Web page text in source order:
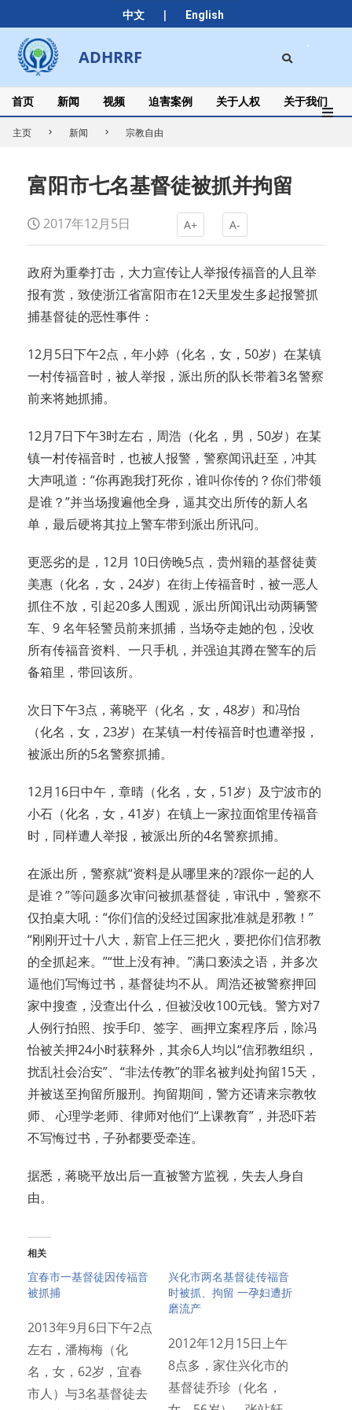
中文 | English
to
content
ADHRRF
Secondary
Navigation
Menu
首页 新闻 视频 迫害案例 关于人权 关于我们
主页 新闻 宗教自由
富阳市七名基督徒被抓并拘留
2017年12月5日 A+ A-
政府为重拳打击，大力宣传让人举报传福音的人且举
报有赏，致使浙江省富阳市在12天里发生多起报警抓
捕基督徒的恶性事件：
12月5日下午2点，年小婷（化名，女，50岁）在某镇
一村传福音时，被人举报，派出所的队长带着3名警察
前来将她抓捕。
12月7日下午3时左右，周浩（化名，男，50岁）在某
镇一村传福音时，也被人报警，警察闻讯赶至，冲其
大声吼道：“你再跑我打死你，谁叫你传的？你们带领
是谁？”并当场搜遍他全身，逼其交出所传的新人名
单，最后硬将其拉上警车带到派出所讯问。
更恶劣的是，12月 10日傍晚5点，贵州籍的基督徒黄
美惠（化名，女，24岁）在街上传福音时，被一恶人
抓住不放，引起20多人围观，派出所闻讯出动两辆警
车、9 名年轻警员前来抓捕，当场夺走她的包，没收
所有传福音资料、一只手机，并强迫其蹲在警车的后
备箱里，带回该所。
次日下午3点，蒋晓平（化名，女，48岁）和冯怡
（化名，女，23岁）在某镇一村传福音时也遭举报，
被派出所的5名警察抓捕。
12月16日中午，章晴（化名，女，51岁）及宁波市的
小石（化名，女，41岁）在镇上一家拉面馆里传福音
时，同样遭人举报，被派出所的4名警察抓捕。
在派出所，警察就“资料是从哪里来的?跟你一起的人
是谁？”等问题多次审问被抓基督徒，审讯中，警察不
仅拍桌大吼：“你们信的没经过国家批准就是邪教！”
“刚刚开过十八大，新官上任三把火，要把你们信邪教
的全抓起来。”“世上没有神。”满口亵渎之语，并多次
逼他们写悔过书，基督徒均不从。周浩还被警察押回
家中搜查，没查出什么，但被没收100元钱。警方对7
人例行拍照、按手印、签字、画押立案程序后，除冯
怡被关押24小时获释外，其余6人均以“信邪教组织，
扰乱社会治安”、“非法传教”的罪名被判处拘留15天，
并被送至拘留所服刑。拘留期间，警方还请来宗教牧
师、 心理学老师、律师对他们“上课教育”，并恐吓若
不写悔过书，子孙都要受牵连。
据悉，蒋晓平放出后一直被警方监视，失去人身自
由。
相关
宜春市一基督徒因传福音
被抓捕
2013年9月6日下午2点
左右，潘梅梅（化
名，女，62岁，宜春
市人）与3名基督徒去
兴化市两名基督徒传福音
时被抓、拘留 一孕妇遭折
磨流产
2012年12月15日上午
8点多，家住兴化市的
基督徒乔珍（化名，